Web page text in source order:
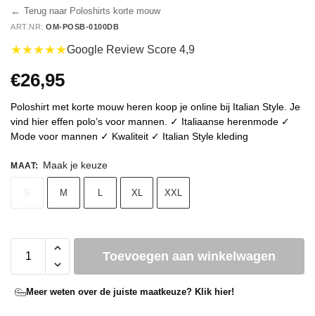
← Terug naar Poloshirts korte mouw
ART.NR: OM-POSB-0100DB
★★★★★Google Review Score 4,9
€26,95
Poloshirt met korte mouw heren koop je online bij Italian Style. Je
vind hier effen polo’s voor mannen. ✓ Italiaanse herenmode ✓
Mode voor mannen ✓ Kwaliteit ✓ Italian Style kleding
MAAT: Maak je keuze
M L XL XXL
Toevoegen aan winkelwagen
Meer weten over de juiste maatkeuze? Klik hier!